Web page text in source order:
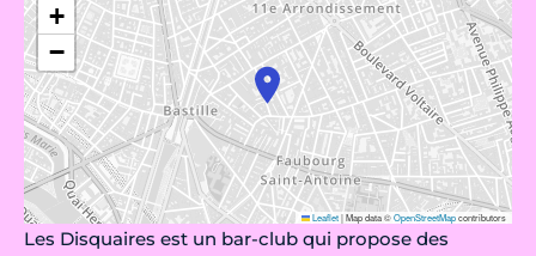
+
−
Leaflet|Map data ©OpenStreetMapcontributors
Les Disquaires est un bar-club qui propose des